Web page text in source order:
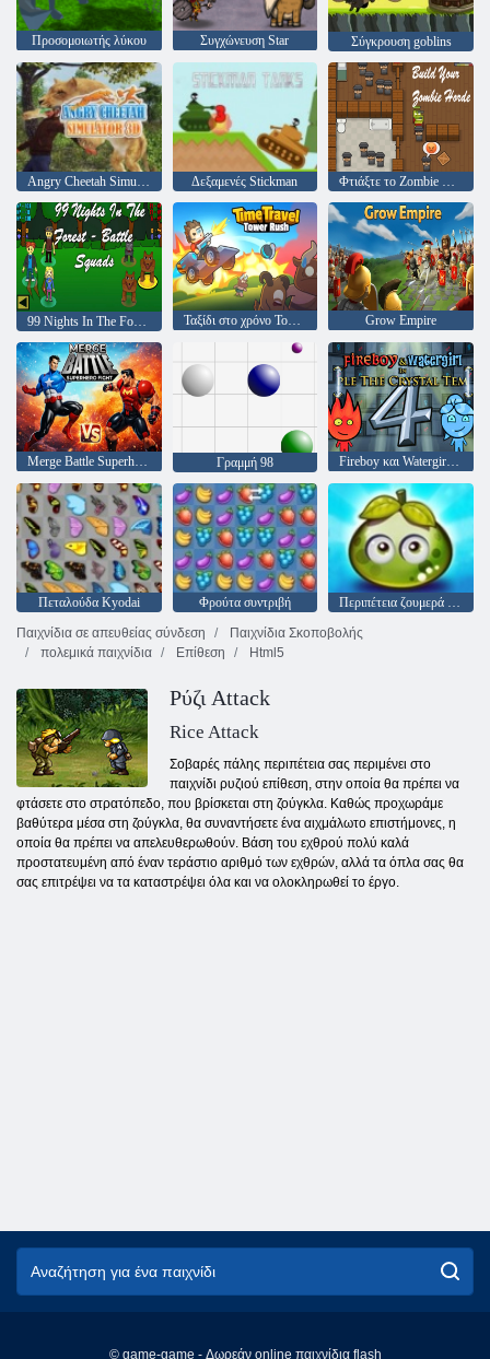
Προσομοιωτής λύκου Συγχώνευση Star Σύγκρουση goblins
Δεξαμενές Stickman
99 Nights In The Forest- Battle Squads Ταξίδι στο χρόνο Tower Rush Grow Empire
Merge Battle Superhero Fight Γραμμή 98 Fireboy και Watergirl 4: Crystal Temple
Πεταλούδα Kyodai Φρούτα συντριβή
Παιχνίδια σε απευθείας σύνδεση
Παιχνίδια Σκοποβολής
πολεμικά παιχνίδια
Επίθεση Html5
Ρύζι Attack
Rice Attack
Σοβαρές πάλης περιπέτεια σας περιμένει στο
παιχνίδι ρυζιού επίθεση, στην οποία θα πρέπει να
φτάσετε στο στρατόπεδο, που βρίσκεται στη ζούγκλα. Καθώς προχωράμε
βαθύτερα μέσα στη ζούγκλα, θα συναντήσετε ένα αιχμάλωτο επιστήμονες, η
οποία θα πρέπει να απελευθερωθούν. Βάση του εχθρού πολύ καλά
προστατευμένη από έναν τεράστιο αριθμό των εχθρών, αλλά τα όπλα σας θα
σας επιτρέψει να τα καταστρέψει όλα και να ολοκληρωθεί το έργο.
© game-game - Δωρεάν online παιχνίδια flash